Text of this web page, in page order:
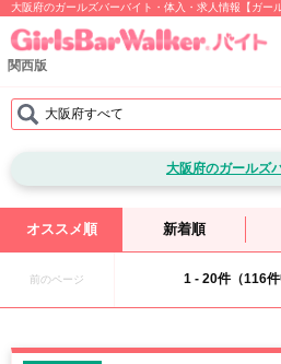
大阪府のガールズバーバイト・体入・求人情報【ガー
関西版
大阪府すべて
大阪府のガールズ
オススメ順 新着順
前のページ 1 - 20件（116件